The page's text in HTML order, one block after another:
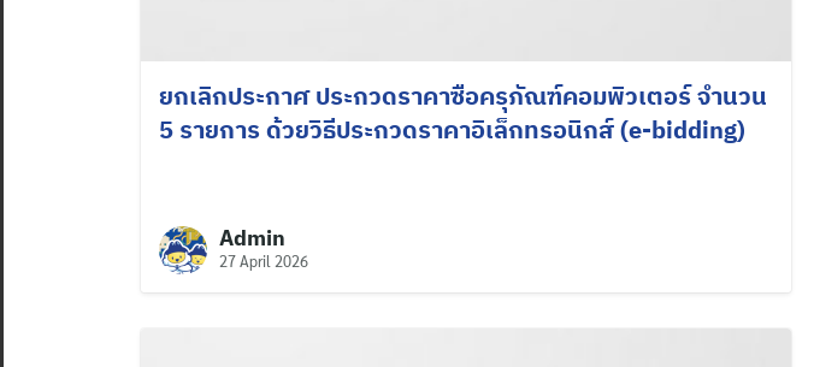
ยกเลิกประกาศ ประกวดราคาซือครุภัณฑ์คอมพิวเตอร์ จำนวน
5 รายการ ด้วยวิธีประกวดราคาอิเล็กทรอนิกส์ (e-bidding)
Admin
27 April 2026